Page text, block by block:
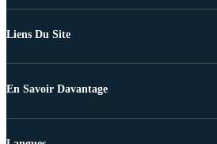
Liens Du Site
En Savoir Davantage